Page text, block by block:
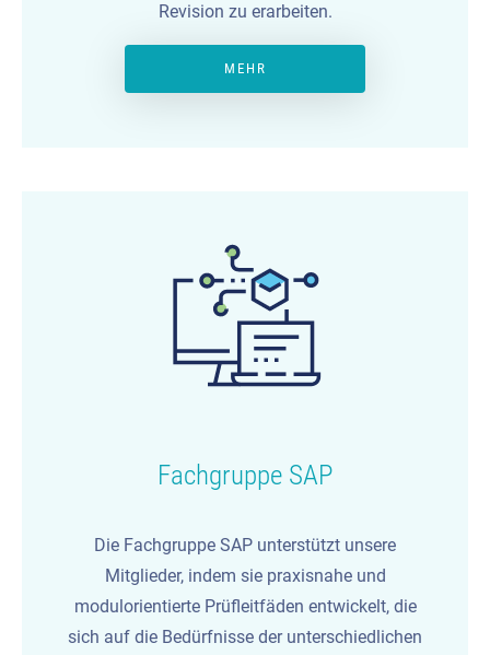
Revision zu erarbeiten.
MEHR
Fachgruppe SAP
Die Fachgruppe SAP unterstützt unsere
Mitglieder, indem sie praxisnahe und
modulorientierte Prüfleitfäden entwickelt, die
sich auf die Bedürfnisse der unterschiedlichen